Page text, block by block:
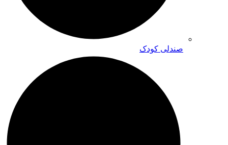
صندلی کودک